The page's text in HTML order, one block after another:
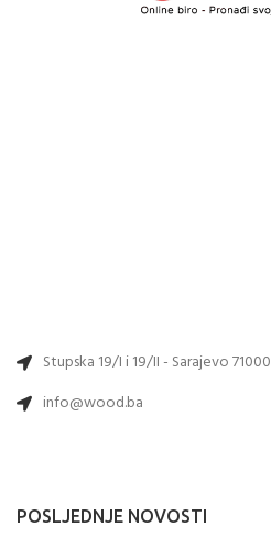
Stupska 19/I i 19/II - Sarajevo 71000
info@wood.ba
POSLJEDNJE NOVOSTI